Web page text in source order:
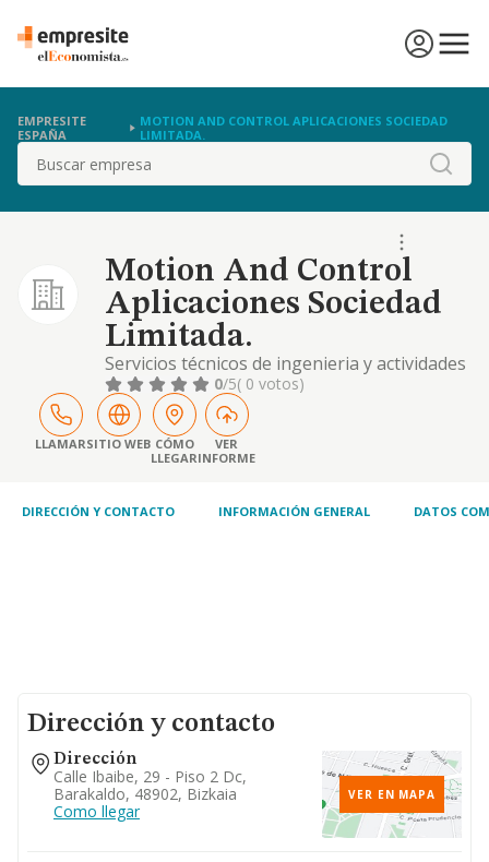
EMPRESITE
ESPAÑA
MOTION AND CONTROL APLICACIONES SOCIEDAD
LIMITADA.
Buscar
Motion And Control
Aplicaciones Sociedad
Limitada.
Servicios técnicos de ingenieria y actividades
relacionadas con el asesoramiento tecnico.
contrata y subcontrata de trabajos electricos
o mecanicos
0/5( 0 votos)
LLAMARSITIO WEB CÓMO
LLEGAR
VER
INFORME
DIRECCIÓN Y CONTACTO INFORMACIÓN GENERAL DATOS
Dirección y contacto
Dirección
Calle Ibaibe, 29 - Piso 2 Dc,
Barakaldo, 48902, Bizkaia
Como llegar
VER EN MAPA